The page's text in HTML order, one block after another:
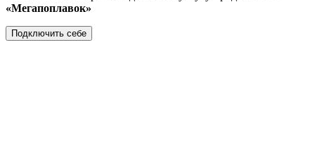
«Мегапоплавок»
Подключить себе